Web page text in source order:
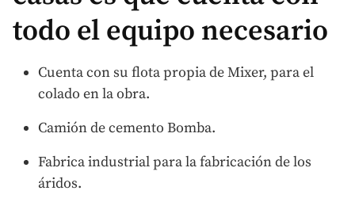
todo el equipo necesario
Cuenta con su flota propia de Mixer, para el
colado en la obra.
Camión de cemento Bomba.
Fabrica industrial para la fabricación de los
áridos.